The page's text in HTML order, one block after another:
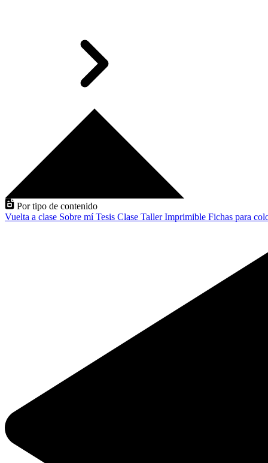
Por tipo de contenido
Vuelta a clase Sobre míTesis Clase TallerImprimible Fichas para